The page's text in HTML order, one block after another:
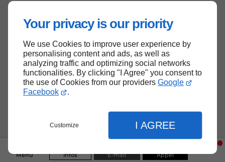
Your privacy is our priority
We use Cookies to improve user experience by
personalising content and ads, as well as
analyzing traffic and optimizing social networks
functionalities. By clicking "I Agree" you consent to
the use of Cookies from our providers Google
Facebook
.
Customize I AGREE
Menu Infos E-mail Appel
Accueil
Contactez-nous
Haut de page